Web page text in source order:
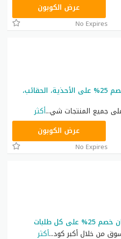
عرض الكوبون
No Expires
رمز ترويجي شي ان 2026 لخصم 25% على الأحذية، الحقائب،
...أكثر
عرض الكوبون
No Expires
طلبات
من خلال أكبر كود...أكثر